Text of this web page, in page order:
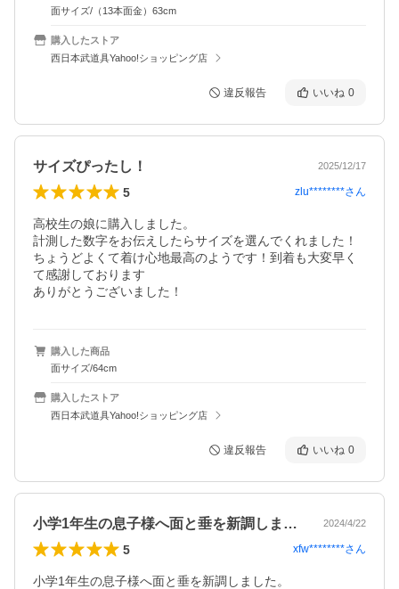
面サイズ/（13本面金）63cm
購入したストア
西日本武道具Yahoo!ショッピング店
違反報告 いいね 0
サイズぴったし！ 2025/12/17
5 zlu********さん
高校生の娘に購入しました。
計測した数字をお伝えしたらサイズを選んでくれました！
ちょうどよくて着け心地最高のようです！到着も大変早く
て感謝しております
ありがとうございました！
購入した商品
面サイズ/64cm
購入したストア
西日本武道具Yahoo!ショッピング店
違反報告 いいね 0
小学1年生の息子様へ面と垂を新調しまし… 2024/4/22
5 xfw********さん
小学1年生の息子様へ面と垂を新調しました。